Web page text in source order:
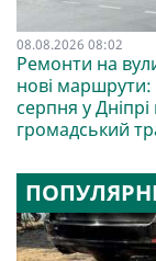
08.08.2026 08:02
Ремонти на
нові маршрути:
серпня у Дніпрі
громадський